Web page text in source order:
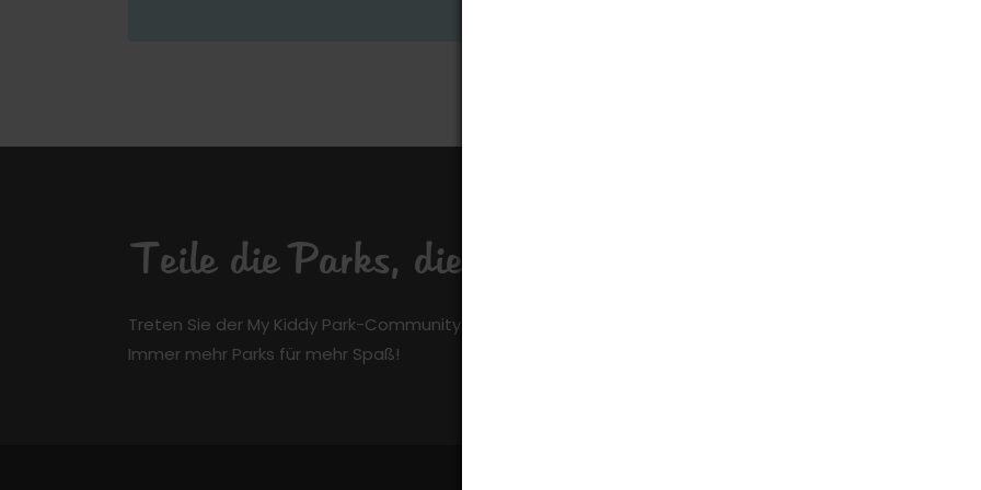
Teile die Parks, die du kennst
Treten Sie der My Kiddy Park-Community kostenlos bei und machen Sie einen Unterschied!
Immer mehr Parks für mehr Spaß!